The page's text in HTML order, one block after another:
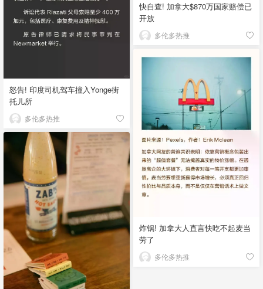
快自查! 加拿大$870万国家赔偿已
开放
多伦多热推
怒告! 印度司机驾车撞入Yonge街
托儿所
多伦多热推
炸锅! 加拿大人直言快吃不起麦当
劳了
多伦多热推